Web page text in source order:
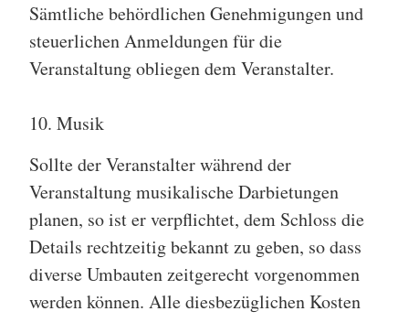
Sämtliche behördlichen Genehmigungen und
steuerlichen Anmeldungen für die
Veranstaltung obliegen dem Veranstalter.
10. Musik
Sollte der Veranstalter während der
Veranstaltung musikalische Darbietungen
planen, so ist er verpflichtet, dem Schloss die
Details rechtzeitig bekannt zu geben, so dass
diverse Umbauten zeitgerecht vorgenommen
werden können. Alle diesbezüglichen Kosten